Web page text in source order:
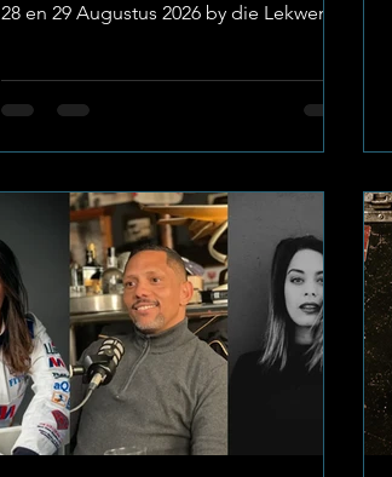
28 en 29 Augustus 2026 by die Lekwena
gemeenskapstema, "Ploeg Terug!",
top-Suid-Afrikaanse musikante, plaaslike
ikone en opkomende talent op een
verhoog byeen. Foto(Facebook) : Potch
Geesfees Onder die #POTCHLOCAL-
vaandel is die talentvolle sanger-
liedjieskrywer en akoestiese musikant
Naled